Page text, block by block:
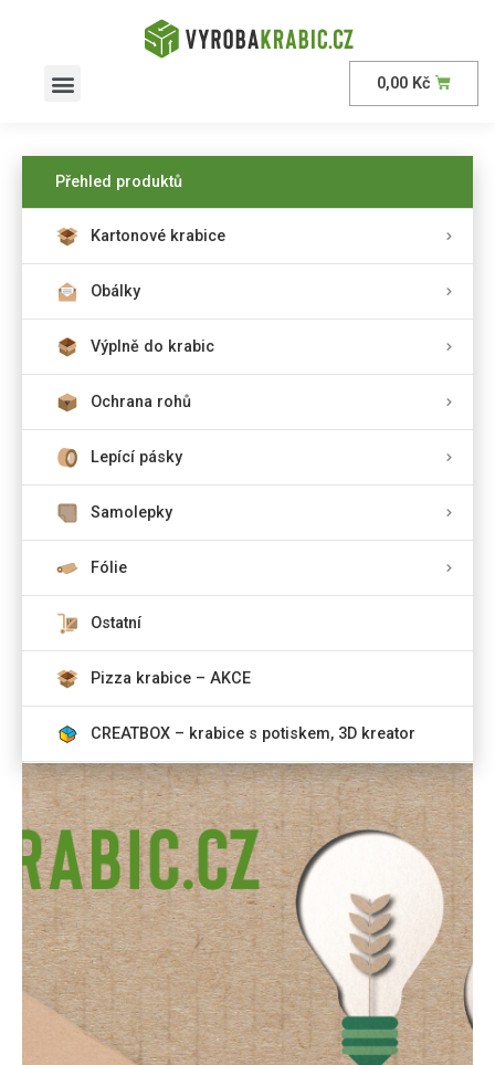
0,00 Kč
Přehled produktů
Kartonové krabice
Obálky
Výplně do krabic
Ochrana rohů
Lepící pásky
Samolepky
Fólie
Ostatní
Pizza krabice – AKCE
CREATBOX – krabice s potiskem, 3D kreator